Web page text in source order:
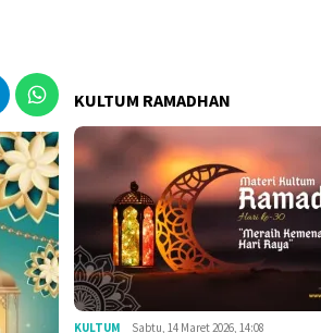
KULTUM RAMADHAN
KULTUM Sabtu, 14 Maret 2026, 14:08